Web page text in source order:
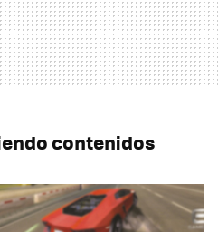
contenidos